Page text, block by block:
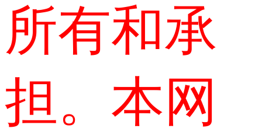
所有和承
担。本网